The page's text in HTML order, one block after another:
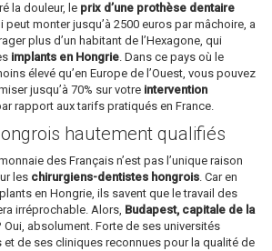
la douleur, le prix d’une prothèse dentaire
peut monter jusqu’à 2500 euros par mâchoire, a
plus d’un habitant de l’Hexagone, qui
implants en Hongrie. Dans ce pays où le
élevé qu’en Europe de l’Ouest, vous pouvez
jusqu’à 70% sur votre intervention
rapport aux tarifs pratiqués en France.
hautement qualifiés
des Français n’est pas l’unique raison
les chirurgiens-dentistes hongrois. Car en
en Hongrie, ils savent que le travail des
irréprochable. Alors, Budapest, capitale de la
Oui, absolument. Forte de ses universités
de ses cliniques reconnues pour la qualité de